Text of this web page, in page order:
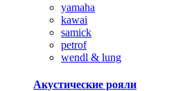
yamaha
kawai
samick
petrof
wendl & lung
Акустические рояли